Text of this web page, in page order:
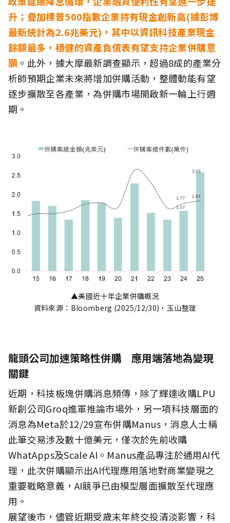
升；疊加標普500指數企業持有現金創新高(據彭博
最新統計為2.6兆美元)，其中以資訊科技產業現金
餘額最多，穩健的資產負債表有望支持企業併購意
願 。此外，據大摩最新調查顯示，超過8成的產業分
析師預期企業未來將增加併購活動，整體動能有望
逐步擴散至各產業，為併購市場開啟新一輪上行週
期。
▲美國近十年企業併購概況
資料來源：Bloomberg (2025/12/30)，玉山整理
龍頭公司加速策略性併購 應用端落地為變現
關鍵
近期，科技板塊併購消息頻傳，除了輝達收購LPU
新創公司Groq進軍推論市場外，另一項科技層面的
消息為Meta於12/29宣布併購Manus，消息人士稱
此筆交易涉及數十億美元，僅次於先前收購
WhatApps及Scale AI。Manus產品專注於通用AI代
理，此次併購顯示出AI代理應用落地對商業變現之
重要戰略意義，AI競爭已由模型層面擴散至代理應
用。
展望後市，儘管近期受歲末年終交投清淡影響，科